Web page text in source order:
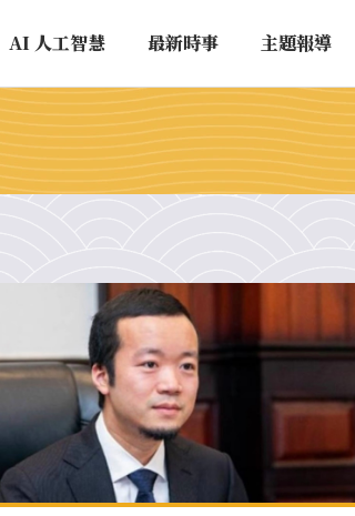
AI 人工智慧 最新時事 主題報導